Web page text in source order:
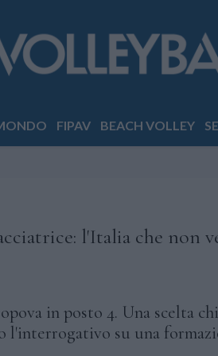
FIPAV BEACH VOLLEY
l'Italia che non
in posto 4. Una scelta
l'interrogativo su una